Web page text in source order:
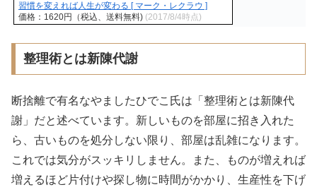
習慣を変えれば人生が変わる [ マーク・レクラウ ]
価格：1620円（税込、送料無料) (2017/8/4時点)
整理術とは新陳代謝
断捨離で有名なやましたひでこ氏は「整理術とは新陳代
謝」だと述べています。新しいものを部屋に招き入れた
ら、古いものを処分しない限り、部屋は乱雑になります。
これでは気分がスッキリしません。また、ものが増えれば
増えるほど片付けや探し物に時間がかかり、生産性を下げ